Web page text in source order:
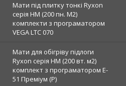
Мати під плитку тонкі Ryxon
серія НМ (200 пн. М2)
комплекти з програматором
VEGA LTC 070
Мати для обігріву підлоги
Ryxon серія НМ (200 вт. м2)
комплект з програматором E-
51 Преміум (Р)